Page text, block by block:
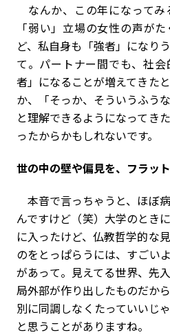
なんか、この年になってみ
「弱い」立場の女性の声が
ど、私自身も「強者」になり
て。パートナー間でも、社
者」になることが増えてきた
か、「そっか、そういうふう
と理解できるようになってき
ったからかもしれないです。
――世の中の壁や偏見を、フラッ
本音で言っちゃうと、ほぼ
んですけど（笑）大学のとき
に入ったけど、仏教哲学的な
のをとっぱらうには、すごい
があって。見えてる世界、先
局外部が作り出したものだか
別に同調しなくたっていいじ
と思うことがありますね。